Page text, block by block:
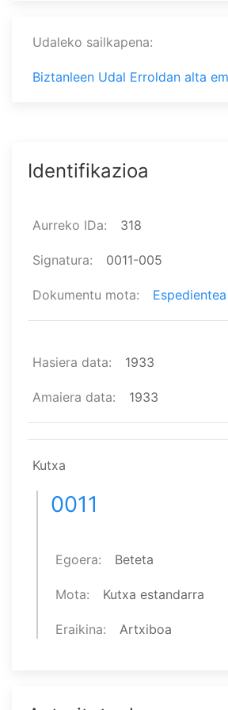
Udaleko sailkapena
Biztanleen Udal Erroldan alta
Identifikazioa
Aurreko IDa 318
Signatura 0011-005
Dokumentu mota Espedientea
Hasiera data 1933
Amaiera data 1933
Kutxa
0011
Egoera Beteta
Mota Kutxa estandarra
Eraikina Artxiboa